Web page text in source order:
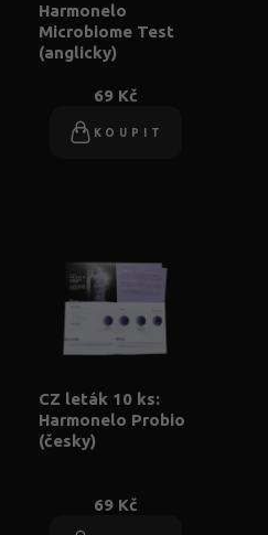
Harmonelo
Microbiome Test
(anglicky)
69 Kč
KOUPIT
CZ leták 10 ks:
Harmonelo Probio
(česky)
69 Kč